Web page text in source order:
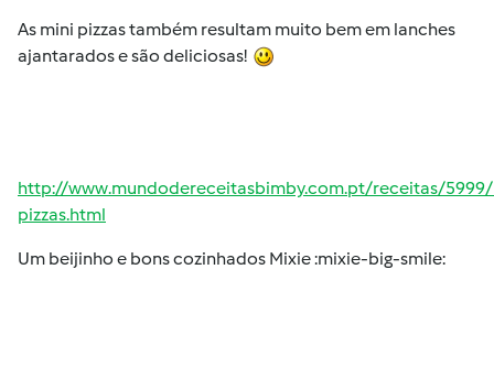
As mini pizzas também resultam muito bem em lanches
ajantarados e são deliciosas!
http://www.mundodereceitasbimby.com.pt/receitas/
pizzas.html
Um beijinho e bons cozinhados Mixie :mixie-big-smile: